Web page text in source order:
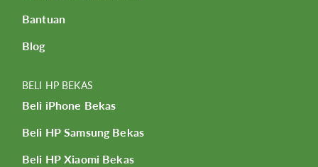
Bantuan
Blog
BELI HP BEKAS
Beli iPhone Bekas
Beli HP Samsung Bekas
Beli HP Xiaomi Bekas